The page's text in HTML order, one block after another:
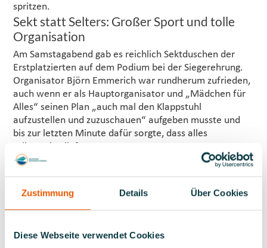
Zustimmung Details Über Cookies
Diese Webseite verwendet Cookies
spritzen.
Sekt statt Selters: Großer Sport und tolle
Organisation
Am Samstagabend gab es reichlich Sektduschen der
Erstplatzierten auf dem Podium bei der Siegerehrung.
Organisator Björn Emmerich war rundherum zufrieden,
auch wenn er als Hauptorganisator und „Mädchen für
Alles“ seinen Plan „auch mal den Klappstuhl
aufzustellen und zuzuschauen“ aufgeben musste und
bis zur letzten Minute dafür sorgte, dass alles
reibungslos lief.
Einen großen Dank ging an sein engagiertes Team, das
Helfern aus ganz Deutschland aus den Mitgliedern der
VereineMotorboot-Rennboot-Club (MRC)-Berlinals
Motorboot Clubs Elbe Dessauzusammensetzte.